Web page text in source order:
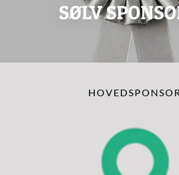
SØLV
HOVEDSPONSOR